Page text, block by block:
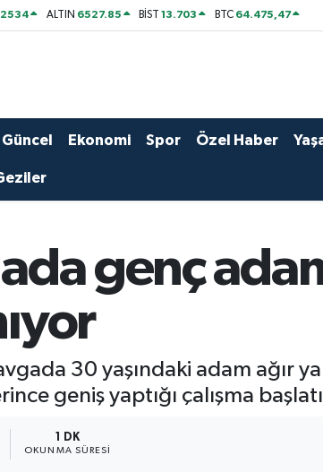
ALTIN 6527.85 BİST13.703 BTC 64.475,47
Güncel Ekonomi Spor Özel Haber
genç
30 yaşındaki adam ağır
geniş yaptığı çalışma
1 DK
OKUNMA SÜRESI